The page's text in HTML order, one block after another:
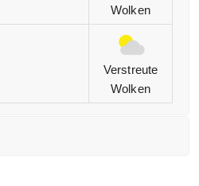
Wolken
Verstreute
Wolken